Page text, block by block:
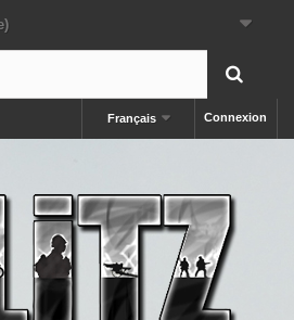
Connexion
Français